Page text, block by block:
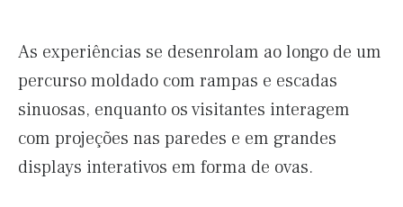
As experiências se desenrolam ao longo de um
percurso moldado com rampas e escadas
sinuosas, enquanto os visitantes interagem
com projeções nas paredes e em grandes
displays interativos em forma de ovas.